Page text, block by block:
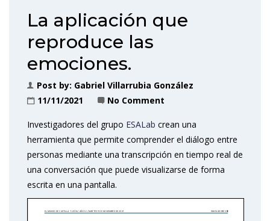
La aplicación que
reproduce las
emociones.
Post by: Gabriel Villarrubia González
11/11/2021
No Comment
Investigadores del grupo ESALab crean una
herramienta que permite comprender el diálogo entre
personas mediante una transcripción en tiempo real de
una conversación que puede visualizarse de forma
escrita en una pantalla.